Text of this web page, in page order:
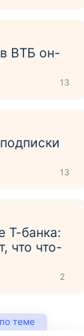
ВТБ он-
13
13
Т-банка:
что что-
2
теме